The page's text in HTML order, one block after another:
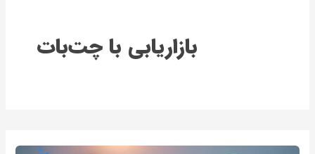
بازاریابی با چت‌بات